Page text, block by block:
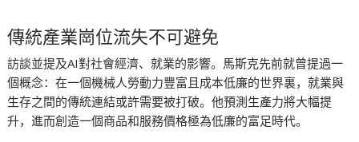
傳統產業崗位流失不可避免
訪談並提及AI對社會經濟、就業的影響。馬斯克先前就曾提過一
個概念：在一個機械人勞動力豐富且成本低廉的世界裏，就業與
生存之間的傳統連結或許需要被打破。他預測生產力將大幅提
升，進而創造一個商品和服務價格極為低廉的富足時代。